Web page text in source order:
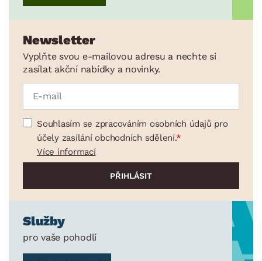
Newsletter
Vyplňte svou e-mailovou adresu a nechte si
zasílat akční nabídky a novinky.
Souhlasím se zpracováním osobních údajů pro
účely zasílání obchodních sdělení.
Více informací
Služby
pro vaše pohodlí